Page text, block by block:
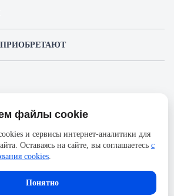
В корзину
400
403000
защитного отключения
₽
, чтобы иметь
вопросы.
и характеристики могут отличаться от реального
Компания АйДистрибьют не несёт
соответствия текущей модели товаров фотографиям,
файлы cookie
и сервисы интернет-аналитики для
Оставаясь на сайте, вы соглашаетесь с
cookies.
Понятно